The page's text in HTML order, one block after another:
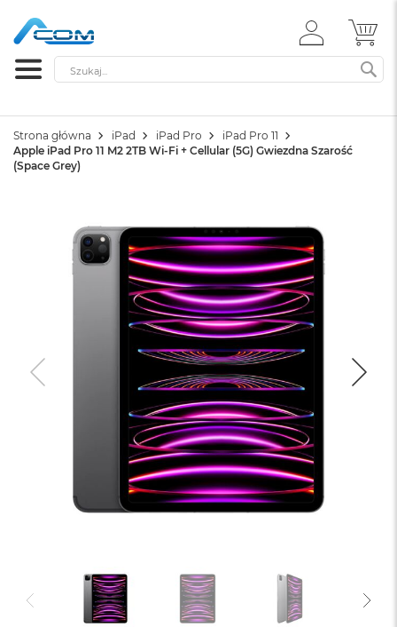
ZALOGUJ
SIĘ
Szukaj
Strona główna iPad iPad Pro
iPad Pro 11
Apple iPad Pro 11 M2 2TB Wi-Fi + Cellular (5G) Gwiezdna Szarość
(Space Grey)